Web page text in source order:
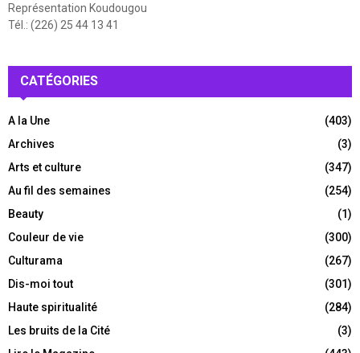
Représentation Koudougou
Tél.: (226) 25 44 13 41
CATÉGORIES
A la Une
(403)
Archives
(3)
Arts et culture
(347)
Au fil des semaines
(254)
Beauty
(1)
Couleur de vie
(300)
Culturama
(267)
Dis-moi tout
(301)
Haute spiritualité
(284)
Les bruits de la Cité
(3)